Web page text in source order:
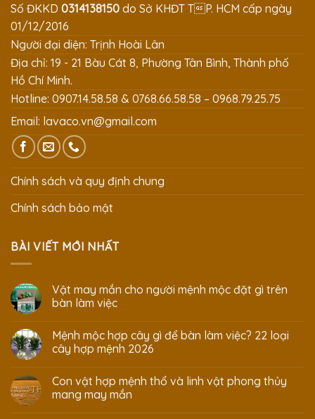
Số ĐKKD 0314138150 do Sở KHĐT TP. HCM cấp ngày
01/12/2016
Người đại diện: Trịnh Hoài Lân
Địa chỉ: 19 - 21 Bàu Cát 8, Phường Tân Bình, Thành phố
Hồ Chí Minh.
Hotline: 0907.14.58.58 & 0768.66.58.58 – 0968.79.25.75
Email: lavaco.vn@gmail.com
Chính sách và quy định chung
Chính sách bảo mật
BÀI VIẾT MỚI NHẤT
Vật may mắn cho người mệnh mộc đặt gì trên
bàn làm việc
Mệnh mộc hợp cây gì để bàn làm việc? 22 loại
cây hợp mệnh 2026
Con vật hợp mệnh thổ và linh vật phong thủy
mang may mắn